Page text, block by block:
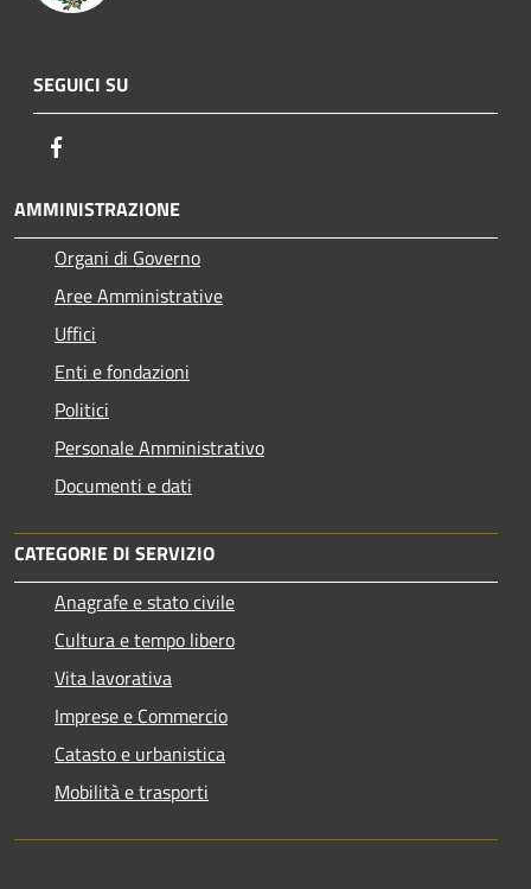
SEGUICI SU
AMMINISTRAZIONE
Organi di Governo
Aree Amministrative
Uffici
Enti e fondazioni
Politici
Personale Amministrativo
Documenti e dati
CATEGORIE DI SERVIZIO
Anagrafe e stato civile
Cultura e tempo libero
Vita lavorativa
Imprese e Commercio
Catasto e urbanistica
Mobilità e trasporti